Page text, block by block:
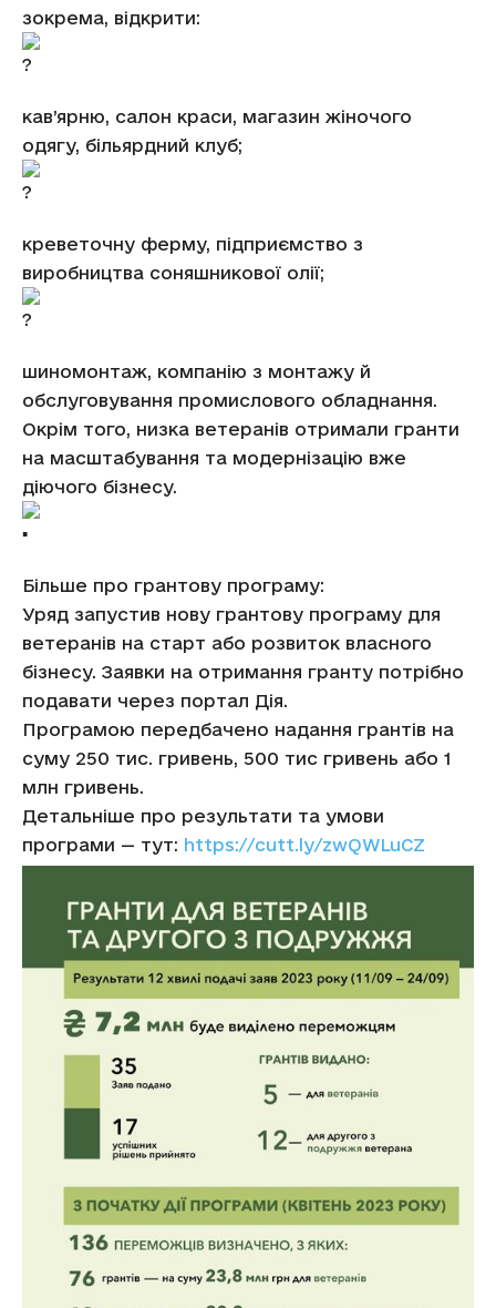
зокрема, відкрити:
кав’ярню, салон краси, магазин жіночого
одягу, більярдний клуб;
креветочну ферму, підприємство з
виробництва соняшникової олії;
шиномонтаж, компанію з монтажу й
обслуговування промислового обладнання.
Окрім того, низка ветеранів отримали гранти
на масштабування та модернізацію вже
діючого бізнесу.
Більше про грантову програму:
Уряд запустив нову грантову програму для
ветеранів на старт або розвиток власного
бізнесу. Заявки на отримання гранту потрібно
подавати через портал Дія.
Програмою передбачено надання грантів на
суму 250 тис. гривень, 500 тис гривень або 1
млн гривень.
Детальніше про результати та умови
програми — тут: https://cutt.ly/zwQWLuCZ